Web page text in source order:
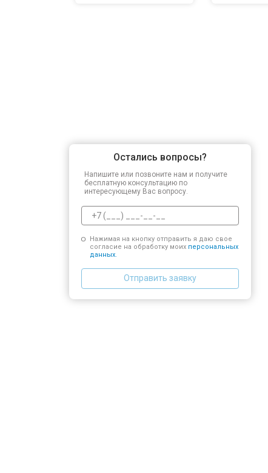
Остались вопросы?
Напишите или позвоните нам и получите
бесплатную консультацию по
интересующему Вас вопросу.
Нажимая на кнопку отправить я даю свое
согласие на обработку моих персональных
данных.
Отправить заявку